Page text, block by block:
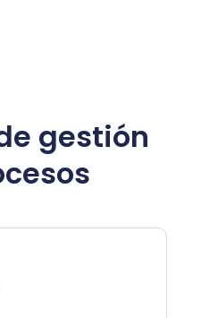
gestión